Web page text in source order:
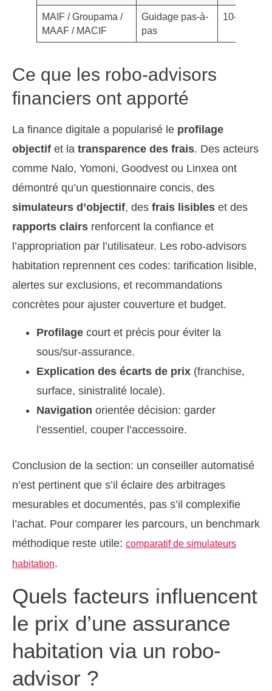
MAIF / Groupama /
MAAF / MACIF
Guidage pas-à-
pas
10–15 min
Ce que les robo-advisors
financiers ont apporté
La finance digitale a popularisé le profilage
objectif et la transparence des frais. Des acteurs
comme Nalo, Yomoni, Goodvest ou Linxea ont
démontré qu’un questionnaire concis, des
simulateurs d’objectif, des frais lisibles et des
rapports clairs renforcent la confiance et
l’appropriation par l’utilisateur. Les robo-advisors
habitation reprennent ces codes: tarification lisible,
alertes sur exclusions, et recommandations
concrètes pour ajuster couverture et budget.
Profilage court et précis pour éviter la
sous/sur-assurance.
Explication des écarts de prix (franchise,
surface, sinistralité locale).
Navigation orientée décision: garder
l’essentiel, couper l’accessoire.
Conclusion de la section: un conseiller automatisé
n’est pertinent que s’il éclaire des arbitrages
mesurables et documentés, pas s’il complexifie
l’achat. Pour comparer les parcours, un benchmark
méthodique reste utile: comparatif de simulateurs
habitation.
Quels facteurs influencent
le prix d’une assurance
habitation via un robo-
advisor ?